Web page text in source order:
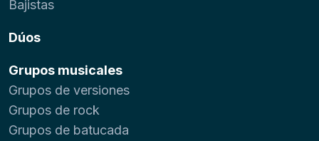
Bajistas
Dúos
Grupos musicales
Grupos de versiones
Grupos de rock
Grupos de batucada